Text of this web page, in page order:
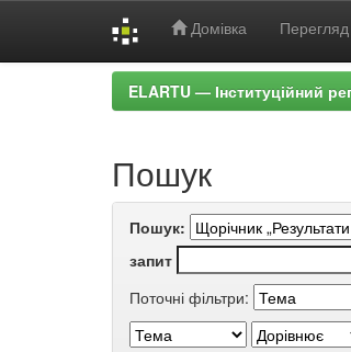
Домівка Перегляд
ELARTU — Інституційний
Пошук
Пошук:
запит
Поточні фільтри: